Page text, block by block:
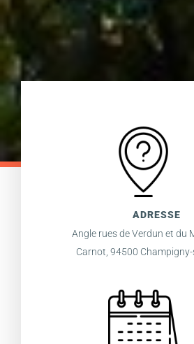
ADRESSE
Angle rues de Verdun et du
Carnot, 94500